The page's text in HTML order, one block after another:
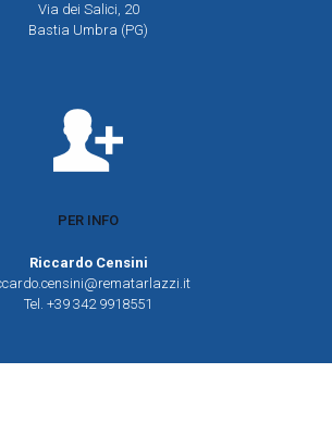
Via dei Salici, 20
Bastia Umbra (PG)
PER INFO
Riccardo Censini
Tel. +39 342 9918551